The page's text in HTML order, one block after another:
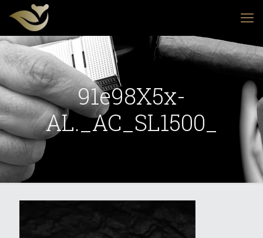
91e98X5x-
AL._AC_SL1500_